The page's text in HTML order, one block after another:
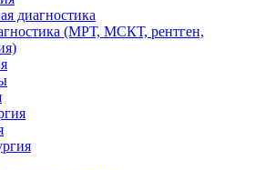
диагностика
(МРТ, МСКТ, рентген,